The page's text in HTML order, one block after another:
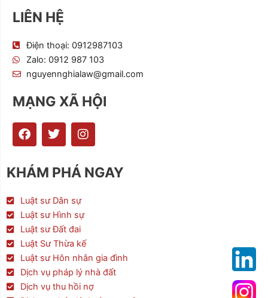
LIÊN HỆ
Điện thoại: 0912987103
Zalo: 0912 987 103
nguyennghialaw@gmail.com
MẠNG XÃ HỘI
F
a
e
b
o
k
T
w
t
t
r
I
n
t
a
a
KHÁM PHÁ NGAY
Luật sư Dân sự
Luật sư Hình sự
Luật sư Đất đai
Luật Sư Thừa kế
Luật sư Hôn nhân gia đình
Dịch vụ pháp lý nhà đất
Dịch vụ thu hồi nợ